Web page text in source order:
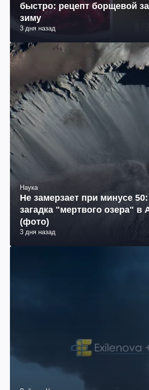
быстро: рецепт борщевой
зиму
3 дня назад
Наука
Не замерзает при минусе
загадка "мертвого озера" в
(фото)
3 дня назад